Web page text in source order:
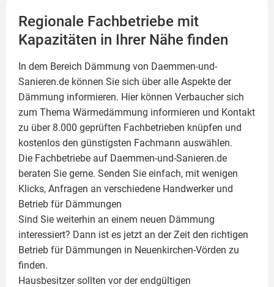
Regionale Fachbetriebe mit
Kapazitäten in Ihrer Nähe finden
In dem Bereich Dämmung von Daemmen-und-
Sanieren.de können Sie sich über alle Aspekte der
Dämmung informieren. Hier können Verbaucher sich
zum Thema Wärmedämmung informieren und Kontakt
zu über 8.000 geprüften Fachbetrieben knüpfen und
kostenlos den günstigsten Fachmann auswählen.
Die Fachbetriebe auf Daemmen-und-Sanieren.de
beraten Sie gerne. Senden Sie einfach, mit wenigen
Klicks, Anfragen an verschiedene Handwerker und
Betrieb für Dämmungen
Sind Sie weiterhin an einem neuen Dämmung
interessiert? Dann ist es jetzt an der Zeit den richtigen
Betrieb für Dämmungen in Neuenkirchen-Vörden zu
finden.
Hausbesitzer sollten vor der endgültigen